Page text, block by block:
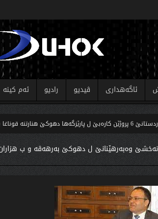
ئاگەهداری ڤیدیو رادیو ئەم کینە
وه‌به‌رهێنانێ ل دهوكێ به‌رهه‌ڤه‌ و ب